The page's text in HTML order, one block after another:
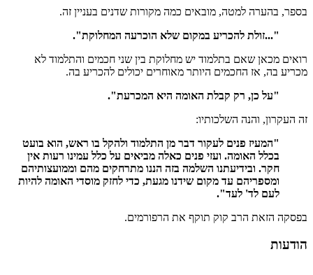
בספר, בהערה למטה, מובאים כמה מקורות שדנים בעניין זה.
"...זולת להכריע במקום שלא הוכרעה המחלוקת".
רואים מכאן שאם בתלמוד יש מחלוקת בין שני חכמים והתלמוד לא
מכריע בה, אז החכמים היותר מאוחרים יכולים להכריע בה.
"על כן, רק קבלת האומה היא המכרעת".
זה העקרון, והנה השלכותיו:
"המעיז פנים לעקור דבר מן התלמוד ולהקל בו ראש, הוא בועט
בכלל האומה. ועזי פנים כאלה מביאים על כלל עמינו רעות אין
חקר. ובידיעתנו השלמה בזה הננו מתרחקים מהם וממועצותיהם
ומספריהם עד מקום שידנו מגעת, כדי לחזק מוסדי האומה להיות
לעם לד' לעד".
בפסקה הזאת הרב קוק תוקף את הרפורמים.
הודעות